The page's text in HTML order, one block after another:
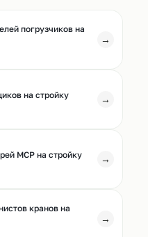
погрузчиков на
→
на стройку
→
МСР на стройку
→
кранов на
→